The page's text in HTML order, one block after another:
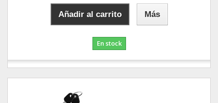
Añadir al carrito Más
En stock